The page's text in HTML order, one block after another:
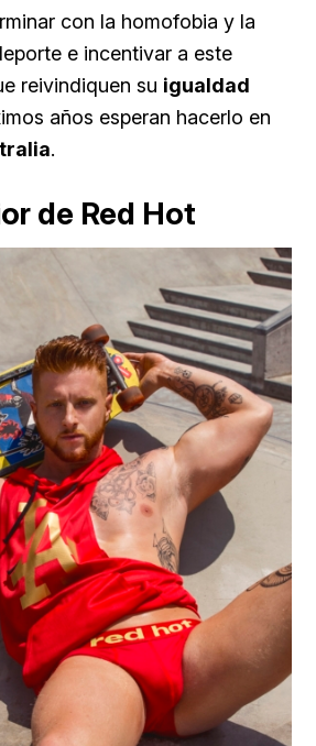
con la homofobia y la
e incentivar a este
reivindiquen su igualdad
años esperan hacerlo en
.
de Red Hot